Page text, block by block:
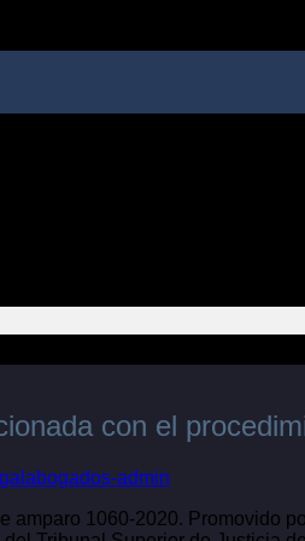
con el
admin
amparo 1060-2020. Promovido